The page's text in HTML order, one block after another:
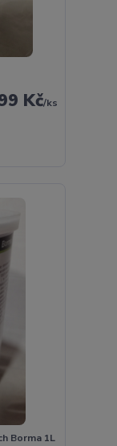
Kč/ks
Borma 1L